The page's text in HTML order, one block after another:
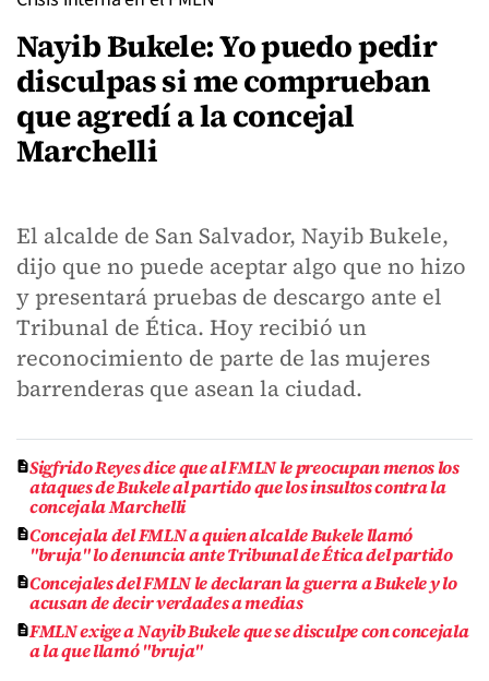
Nayib Bukele: Yo puedo pedir
disculpas si me comprueban
que agredí a la concejal
Marchelli
El alcalde de San Salvador, Nayib Bukele,
dijo que no puede aceptar algo que no hizo
y presentará pruebas de descargo ante el
Tribunal de Ética. Hoy recibió un
reconocimiento de parte de las mujeres
barrenderas que asean la ciudad.
Sigfrido Reyes dice que al FMLN le preocupan menos los
ataques de Bukele al partido que los insultos contra la
concejala Marchelli
Concejala del FMLN a quien alcalde Bukele llamó
"bruja" lo denuncia ante Tribunal de Ética del partido
Concejales del FMLN le declaran la guerra a Bukele y lo
acusan de decir verdades a medias
FMLN exige a Nayib Bukele que se disculpe con concejala
a la que llamó "bruja"